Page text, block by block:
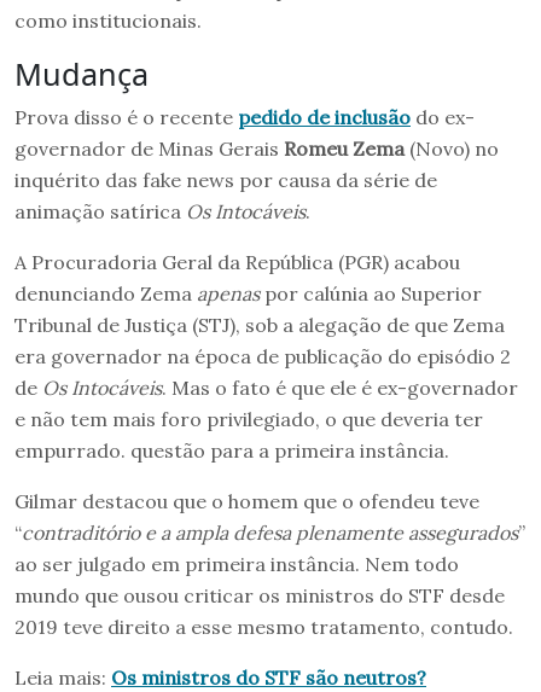
como institucionais.
Mudança
Prova disso é o recente pedido de inclusão do ex-
governador de Minas Gerais Romeu Zema(Novo) no
inquérito das fake news por causa da série de
animação satírica Os Intocáveis.
A Procuradoria Geral da República (PGR) acabou
denunciando Zema apenaspor calúnia ao Superior
Tribunal de Justiça (STJ), sob a alegação de que Zema
era governador na época de publicação do episódio 2
de Os Intocáveis. Mas o fato é que ele é ex-governador
e não tem mais foro privilegiado, o que deveria ter
empurrado. questão para a primeira instância.
Gilmar destacou que o homem que o ofendeu teve
“contraditório e a ampla defesa plenamente assegurados”
ao ser julgado em primeira instância. Nem todo
mundo que ousou criticar os ministros do STF desde
2019 teve direito a esse mesmo tratamento, contudo.
Leia mais: Os ministros do STF são neutros?